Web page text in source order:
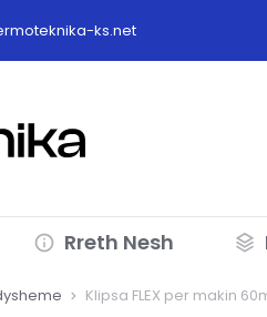
ks.net
Rreth Nesh
Klipsa FLEX per makin